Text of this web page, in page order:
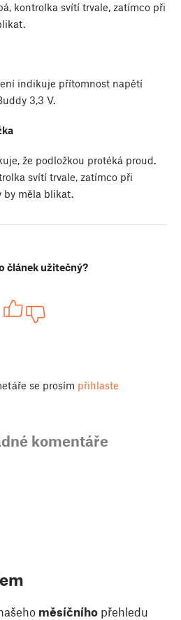
kontrolka svítí trvale, zatímco při
indikuje přítomnost napětí
3,3 V.
že podložkou protéká proud.
svítí trvale, zatímco při
měla blikat.
článek užitečný?
se prosím přihlaste
komentáře
měsíčního přehledu